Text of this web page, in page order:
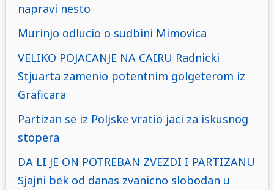
napravi nesto
Murinjo odlucio o sudbini Mimovica
VELIKO POJACANJE NA CAIRU Radnicki
Stjuarta zamenio potentnim golgeterom iz
Graficara
Partizan se iz Poljske vratio jaci za iskusnog
stopera
DA LI JE ON POTREBAN ZVEZDI I PARTIZANU
Sjajni bek od danas zvanicno slobodan u